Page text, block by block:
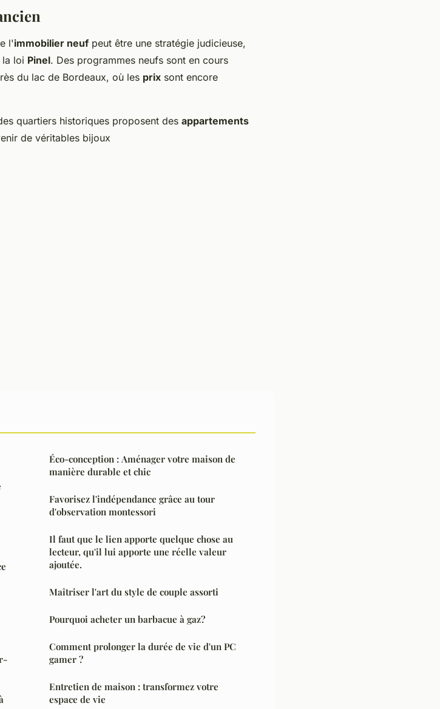
l'immobilier neuf peut être une stratégie judicieuse,
la loi Pinel. Des programmes neufs sont en cours
du lac de Bordeaux, où les prix sont encore
quartiers historiques proposent des appartements
de véritables bijoux
Éco-conception : Aménager votre maison de
manière durable et chic
Favorisez l'indépendance grâce au tour
d'observation montessori
Il faut que le lien apporte quelque chose au
lecteur, qu'il lui apporte une réelle valeur
ajoutée.
Maîtriser l'art du style de couple assorti
Pourquoi acheter un barbacue à gaz?
Comment prolonger la durée de vie d'un PC
gamer ?
Entretien de maison : transformez votre
espace de vie